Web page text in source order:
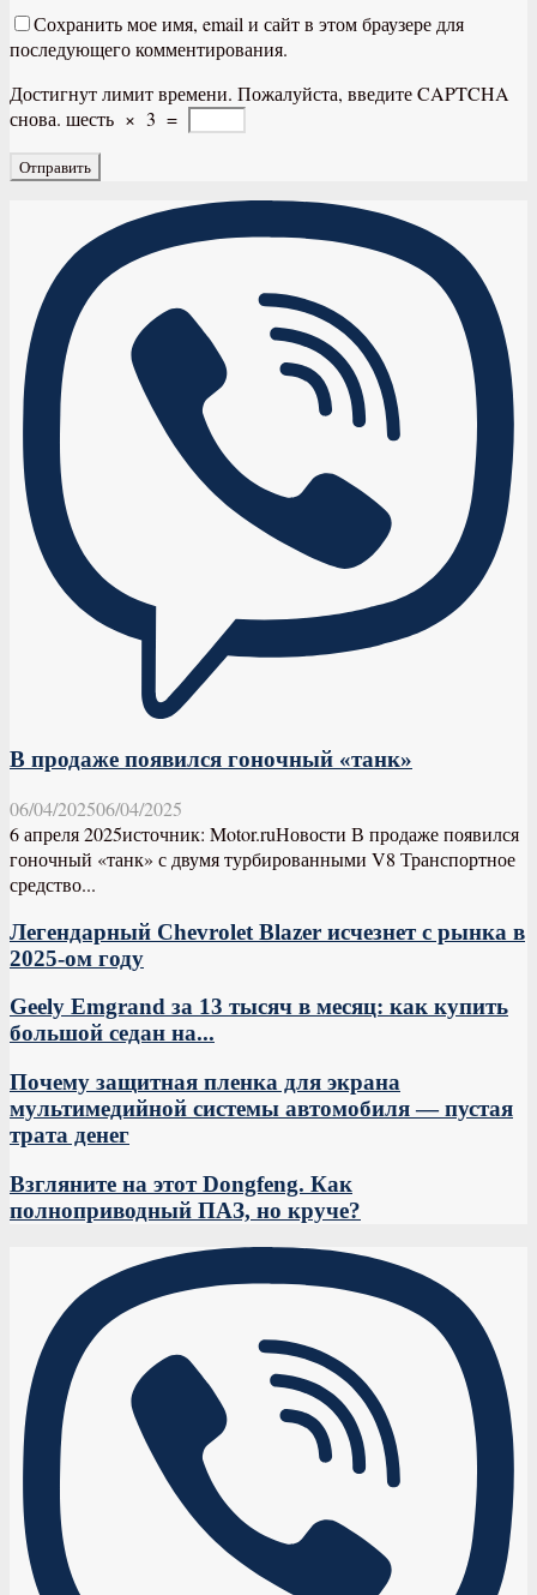
Сохранить мое имя, email и сайт в этом браузере для
последующего комментирования.
Достигнут лимит времени. Пожалуйста, введите CAPTCHA
снова. шесть × 3 =
В продаже появился гоночный «танк»
06/04/202506/04/2025
6 апреля 2025источник: Motor.ruНовости В продаже появился
гоночный «танк» с двумя турбированными V8 Транспортное
средство...
Легендарный Chevrolet Blazer исчезнет с рынка в
2025-ом году
Geely Emgrand за 13 тысяч в месяц: как купить
большой седан на...
Почему защитная пленка для экрана
мультимедийной системы автомобиля — пустая
трата денег
Взгляните на этот Dongfeng. Как
полноприводный ПАЗ, но круче?